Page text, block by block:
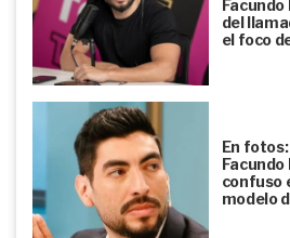
del
el foco
En
confuso
modelo